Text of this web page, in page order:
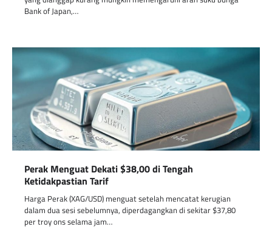
Bank of Japan,…
Perak Menguat Dekati $38,00 di Tengah
Ketidakpastian Tarif
Harga Perak (XAG/USD) menguat setelah mencatat kerugian
dalam dua sesi sebelumnya, diperdagangkan di sekitar $37,80
per troy ons selama jam…